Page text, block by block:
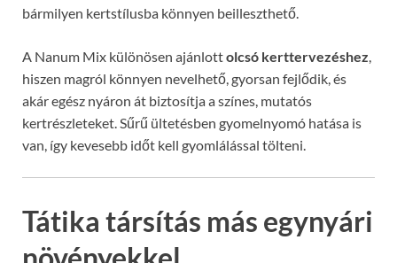
bármilyen kertstílusba könnyen beilleszthető.
A Nanum Mix különösen ajánlottolcsó kerttervezéshez
hiszen magról könnyen nevelhető, gyorsan fejlődik, és
akár egész nyáron át biztosítja a színes, mutatós
kertrészleteket. Sűrű ültetésben gyomelnyomó hatása is
van, így kevesebb időt kell gyomlálással tölteni.
Tátika társítás más egynyári